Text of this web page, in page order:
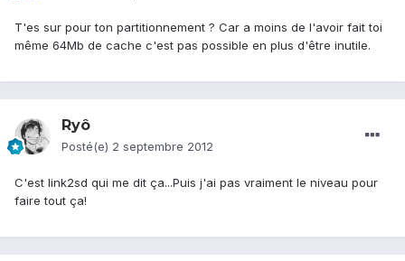
T'es sur pour ton partitionnement ? Car a moins de l'avoir fait toi
même 64Mb de cache c'est pas possible en plus d'être inutile.
Ryô
Posté(e) 2 septembre 2012
C'est link2sd qui me dit ça...Puis j'ai pas vraiment le niveau pour
faire tout ça!